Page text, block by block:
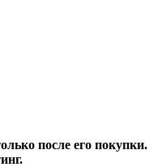
после его покупки.